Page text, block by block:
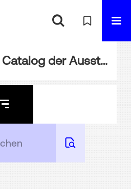
BIBL-WA108: Catalog der Ausstellungen des k.k. Ackerbau-Ministeriums der k.k. Staats-Salinen und der k.k. österr. Tabak-Regie